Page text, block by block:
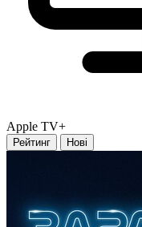
Apple TV+
Рейтинг Нові